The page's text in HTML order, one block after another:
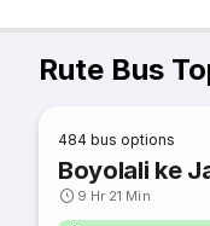
Rute Bus
484 bus options
Boyolali ke
9 Hr 21 Min